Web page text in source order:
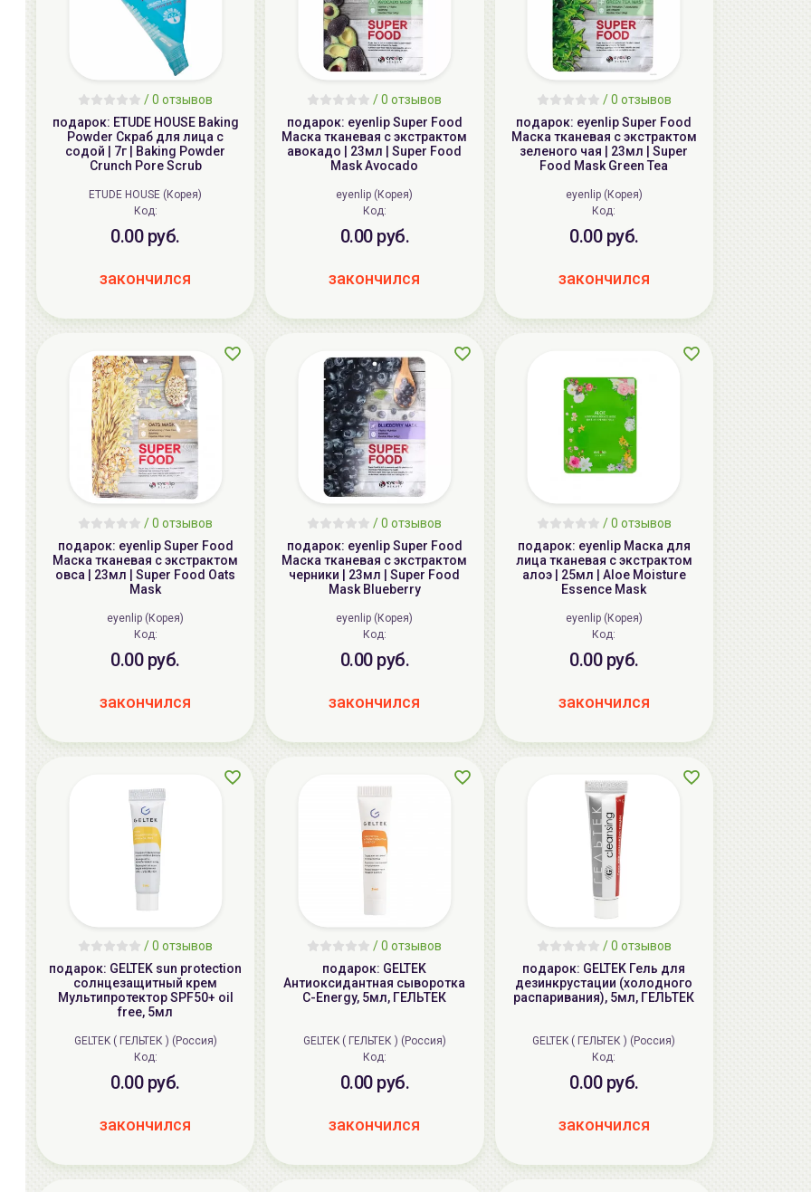
/ 0 отзывов
подарок: ETUDE HOUSE Baking
Powder Скраб для лица с
содой | 7г | Baking Powder
Crunch Pore Scrub
ETUDE HOUSE (Корея)
Код:
0.00 руб.
закончился
/ 0 отзывов
подарок: eyenlip Super Food
Маска тканевая c экстрактом
авокадо | 23мл | Super Food
Mask Avocado
eyenlip (Корея)
Код:
0.00 руб.
закончился
/ 0 отзывов
подарок: eyenlip Super Food
Маска тканевая c экстрактом
зеленого чая | 23мл | Super
Food Mask Green Tea
eyenlip (Корея)
Код:
0.00 руб.
закончился
/ 0 отзывов
подарок: eyenlip Super Food
Маска тканевая c экстрактом
овса | 23мл | Super Food Oats
Mask
eyenlip (Корея)
Код:
0.00 руб.
закончился
/ 0 отзывов
подарок: eyenlip Super Food
Маска тканевая c экстрактом
черники | 23мл | Super Food
Mask Blueberry
eyenlip (Корея)
Код:
0.00 руб.
закончился
/ 0 отзывов
подарок: eyenlip Маска для
лица тканевая с экстрактом
алоэ | 25мл | Aloe Moisture
Essence Mask
eyenlip (Корея)
Код:
0.00 руб.
закончился
/ 0 отзывов
подарок: GELTEK sun protection
солнцезащитный крем
Мультипротектор SPF50+ oil
free, 5мл
GELTEK ( ГЕЛЬТЕК ) (Россия)
Код:
0.00 руб.
закончился
/ 0 отзывов
подарок: GELTEK
Антиоксидантная сыворотка
C-Energy, 5мл, ГЕЛЬТЕК
GELTEK ( ГЕЛЬТЕК ) (Россия)
Код:
0.00 руб.
закончился
/ 0 отзывов
подарок: GELTEK Гель для
дезинкрустации (холодного
распаривания), 5мл, ГЕЛЬТЕК
GELTEK ( ГЕЛЬТЕК ) (Россия)
Код:
0.00 руб.
закончился